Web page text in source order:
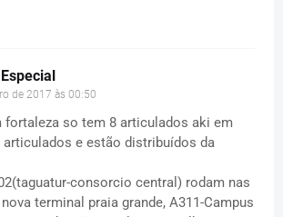
de 2017 às 00:50
fortaleza so tem 8 articulados aki em
e estão distribuídos da
consorcio central) rodam nas
terminal praia grande, A311-Campus